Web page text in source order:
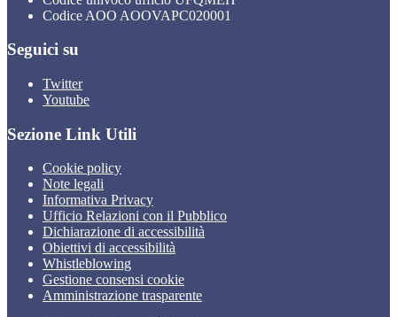
Codice AOO AOOVAPC020001
Seguici su
Twitter
Youtube
Sezione Link Utili
Cookie policy
Note legali
Informativa Privacy
Ufficio Relazioni con il Pubblico
Dichiarazione di accessibilità
Obiettivi di accessibilità
Whistleblowing
Gestione consensi cookie
Amministrazione trasparente